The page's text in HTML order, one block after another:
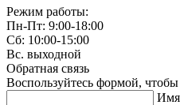
Режим работы:
Пн-Пт: 9:00-18:00
Сб: 10:00-15:00
Вс. выходной
Обратная связь
Воспользуйтесь формой,
Имя